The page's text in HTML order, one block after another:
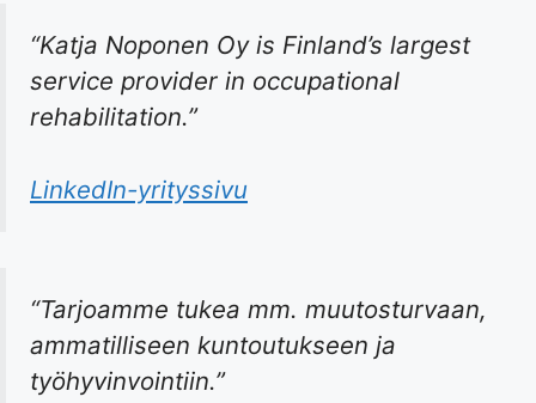
“Katja Noponen Oy is Finland’s largest
service provider in occupational
rehabilitation.”
LinkedIn-yrityssivu
“Tarjoamme tukea mm. muutosturvaan,
ammatilliseen kuntoutukseen ja
työhyvinvointiin.”